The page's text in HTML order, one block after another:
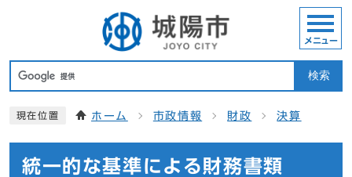
検索
メニュー
現在位置 ホーム 市政情報 財政 決算
統一的な基準による財務書類